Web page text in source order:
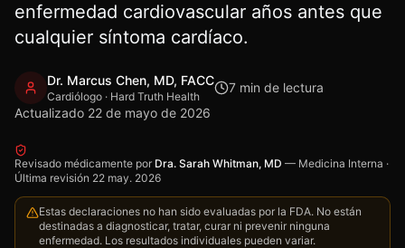
enfermedad cardiovascular años antes que
cualquier síntoma cardíaco.
Dr. Marcus Chen, MD, FACC
Cardiólogo · Hard Truth Health
7 min de lectura
Actualizado 22 de mayo de 2026
Revisado médicamente por Dra. Sarah Whitman, MD — Medicina Interna ·
Última revisión 22 may. 2026
Estas declaraciones no han sido evaluadas por la FDA. No están
destinadas a diagnosticar, tratar, curar ni prevenir ninguna
enfermedad. Los resultados individuales pueden variar.